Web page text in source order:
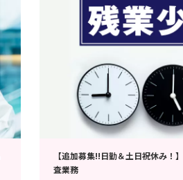
【追加募集!!日勤＆土日祝休み！
査業務